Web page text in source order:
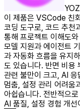
이 제품은 VSCode 친
코딩 도구로, 코드 추천
통해 프로젝트 이해도
모델 지원과 에이전트
과 자동화 흐름을 유지
도 있습니다. 반면 비용
관련 불만이 크고, AI
멈춤, 설정 관리 어려움
아쉽습니다. 전반적으
AI 품질, 설정 경험 개